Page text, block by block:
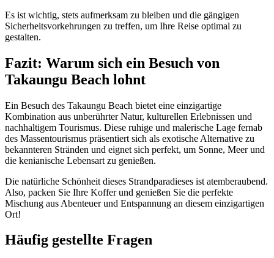
Es ist wichtig, stets aufmerksam zu bleiben und die gängigen
Sicherheitsvorkehrungen zu treffen, um Ihre Reise optimal zu
gestalten.
Fazit: Warum sich ein Besuch von
Takaungu Beach lohnt
Ein Besuch des Takaungu Beach bietet eine einzigartige
Kombination aus unberührter Natur, kulturellen Erlebnissen und
nachhaltigem Tourismus. Diese ruhige und malerische Lage fernab
des Massentourismus präsentiert sich als exotische Alternative zu
bekannteren Stränden und eignet sich perfekt, um Sonne, Meer und
die kenianische Lebensart zu genießen.
Die natürliche Schönheit dieses Strandparadieses ist atemberaubend.
Also, packen Sie Ihre Koffer und genießen Sie die perfekte
Mischung aus Abenteuer und Entspannung an diesem einzigartigen
Ort!
Häufig gestellte Fragen